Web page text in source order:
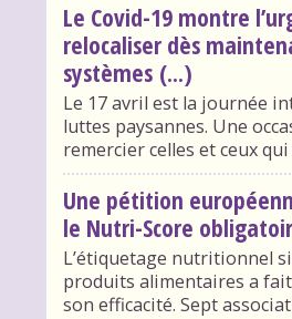
Le Covid-19 montre
relocaliser dès
systèmes (...)
Le 17 avril est la journée
luttes paysannes. Une
remercier celles et ceux qui
Une pétition
le Nutri-Score
L’étiquetage nutritionnel
produits alimentaires a
son efficacité. Sept